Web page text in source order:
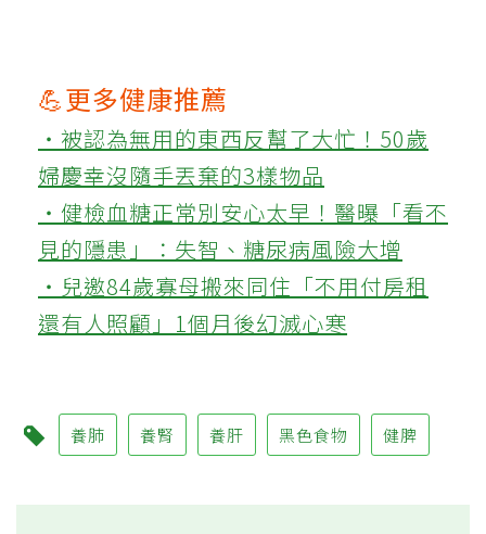
💪更多健康推薦
‧被認為無用的東西反幫了大忙！50歲
婦慶幸沒隨手丟棄的3樣物品
‧健檢血糖正常別安心太早！醫曝「看不
見的隱患」：失智、糖尿病風險大增
‧兒邀84歲寡母搬來同住「不用付房租
還有人照顧」1個月後幻滅心寒
養肺 養腎 養肝 黑色食物 健脾